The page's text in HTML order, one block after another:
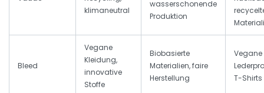
klimaneutral
wasserschonende
Produktion
Bleed
Vegane
Kleidung,
innovative
Stoffe
Biobasierte
Materialien, faire
Herstellung
Vegane
T-Shirts